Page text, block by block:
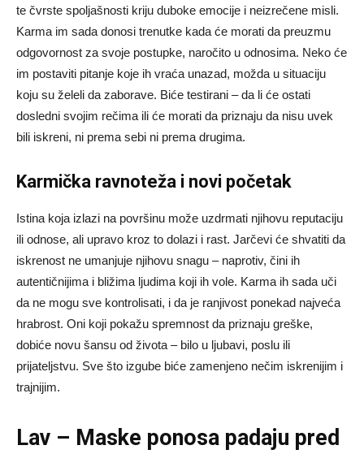
te čvrste spoljašnosti kriju duboke emocije i neizrečene misli.
Karma im sada donosi trenutke kada će morati da preuzmu
odgovornost za svoje postupke, naročito u odnosima. Neko će
im postaviti pitanje koje ih vraća unazad, možda u situaciju
koju su želeli da zaborave. Biće testirani – da li će ostati
dosledni svojim rečima ili će morati da priznaju da nisu uvek
bili iskreni, ni prema sebi ni prema drugima.
Karmička ravnoteža i novi početak
Istina koja izlazi na površinu može uzdrmati njihovu reputaciju
ili odnose, ali upravo kroz to dolazi i rast. Jarčevi će shvatiti da
iskrenost ne umanjuje njihovu snagu – naprotiv, čini ih
autentičnijima i bližima ljudima koji ih vole. Karma ih sada uči
da ne mogu sve kontrolisati, i da je ranjivost ponekad najveća
hrabrost. Oni koji pokažu spremnost da priznaju greške,
dobiće novu šansu od života – bilo u ljubavi, poslu ili
prijateljstvu. Sve što izgube biće zamenjeno nečim iskrenijim i
trajnijim.
Lav – Maske ponosa padaju pred